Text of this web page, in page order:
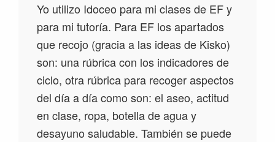
Yo utilizo Idoceo para mi clases de EF y
para mi tutoría. Para EF los apartados
que recojo (gracia a las ideas de Kisko)
son: una rúbrica con los indicadores de
ciclo, otra rúbrica para recoger aspectos
del día a día como son: el aseo, actitud
en clase, ropa, botella de agua y
desayuno saludable. También se puede